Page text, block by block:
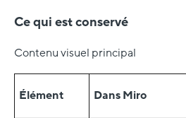
Ce qui est conservé
Contenu visuel principal
Élément Dans Miro